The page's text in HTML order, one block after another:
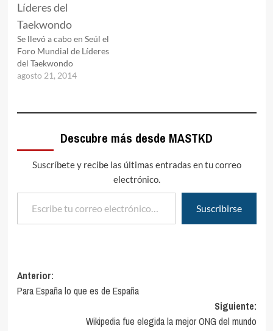
Se llevó a cabo en Seúl el
Foro Mundial de Líderes
del Taekwondo
agosto 21, 2014
Descubre más desde MASTKD
Suscríbete y recibe las últimas entradas en tu correo
electrónico.
Escribe tu correo electrónico…
Suscribirse
Navegación
de
Anterior:
Para España lo que es de España
Siguiente:
Wikipedia fue elegida la mejor ONG del mundo